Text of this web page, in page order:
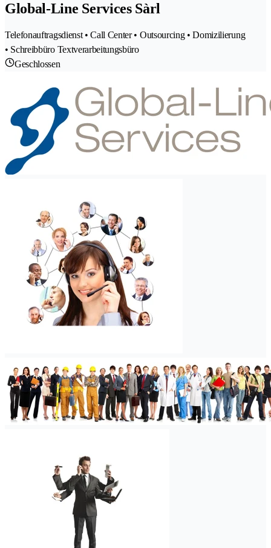
Global-Line Services Sàrl
Telefonauftragsdienst • Call Center • Outsourcing • Domizilierung
• Schreibbüro Textverarbeitungsbüro
Geschlossen